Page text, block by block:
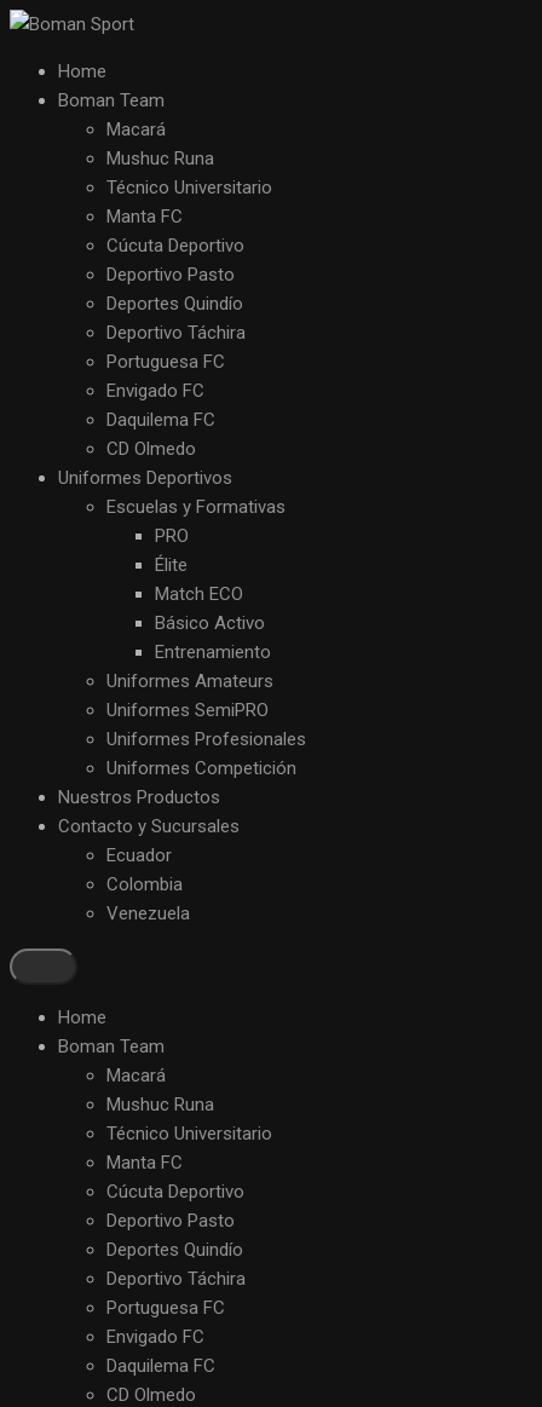
Home
Boman Team
Macará
Mushuc Runa
Técnico Universitario
Manta FC
Cúcuta Deportivo
Deportivo Pasto
Deportes Quindío
Deportivo Táchira
Portuguesa FC
Envigado FC
Daquilema FC
CD Olmedo
Uniformes Deportivos
Escuelas y Formativas
PRO
Élite
Match ECO
Básico Activo
Entrenamiento
Uniformes Amateurs
Uniformes SemiPRO
Uniformes Profesionales
Uniformes Competición
Nuestros Productos
Contacto y Sucursales
Ecuador
Colombia
Venezuela
Home
Boman Team
Macará
Mushuc Runa
Técnico Universitario
Manta FC
Cúcuta Deportivo
Deportivo Pasto
Deportes Quindío
Deportivo Táchira
Portuguesa FC
Envigado FC
Daquilema FC
CD Olmedo